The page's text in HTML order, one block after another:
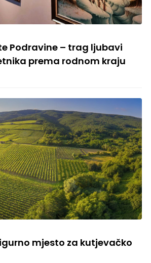
rodnom kraju
Podravine – trag ljubavi
prema rodnom kraju
Trezor 1232 – sigurno mjesto za kutjevačko „zlato“
mjesto za kutjevačko